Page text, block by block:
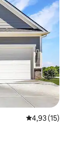
4,93 de uma
4,93 (15)